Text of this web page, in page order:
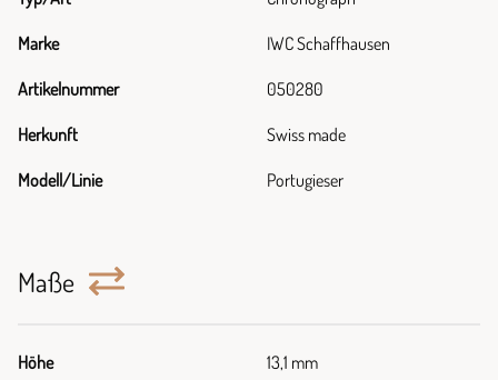
Marke IWC Schaffhausen
Artikelnummer 050280
Herkunft Swiss made
Modell/Linie Portugieser
Maße
Höhe 13,1 mm